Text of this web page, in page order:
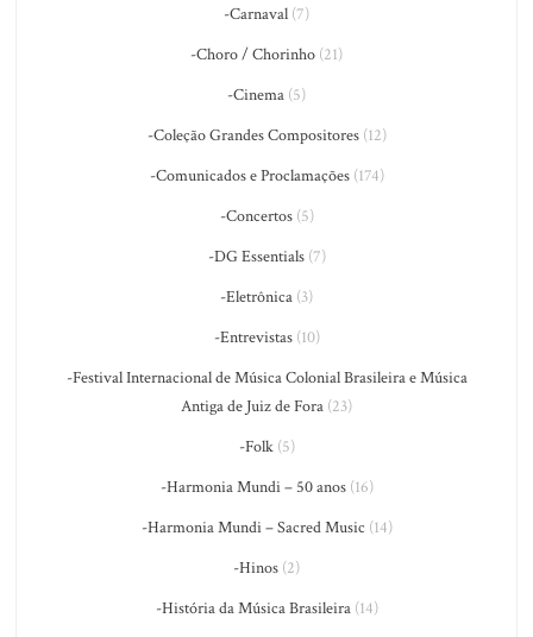
-Carnaval (7)
-Choro / Chorinho (21)
-Cinema (5)
-Coleção Grandes Compositores(12)
-Comunicados e Proclamações(174)
-Concertos(5)
-DG Essentials(7)
-Eletrônica (3)
-Entrevistas(10)
-Festival Internacional de Música Colonial Brasileira e Música
Antiga de Juiz de Fora (23)
-Folk(5)
-Harmonia Mundi – 50 anos(16)
-Harmonia Mundi – Sacred Music (14)
-Hinos (2)
-História da Música Brasileira(14)